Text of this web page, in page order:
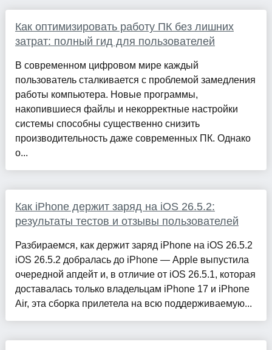
Как оптимизировать работу ПК без лишних
затрат: полный гид для пользователей
В современном цифровом мире каждый
пользователь сталкивается с проблемой замедления
работы компьютера. Новые программы,
накопившиеся файлы и некорректные настройки
системы способны существенно снизить
производительность даже современных ПК. Однако
о...
Как iPhone держит заряд на iOS 26.5.2:
результаты тестов и отзывы пользователей
Разбираемся, как держит заряд iPhone на iOS 26.5.2
iOS 26.5.2 добралась до iPhone — Apple выпустила
очередной апдейт и, в отличие от iOS 26.5.1, которая
доставалась только владельцам iPhone 17 и iPhone
Air, эта сборка прилетела на всю поддерживаемую...